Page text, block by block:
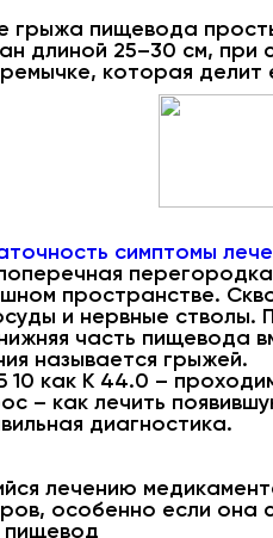
грыжа пищевода
длиной 25–30 см,
которая
симптомы
пространстве.
и нервные
часть
называется грыжей.
10 как К 44.0 –
– как лечить
диагностика.
лечению
особенно если
пищевод